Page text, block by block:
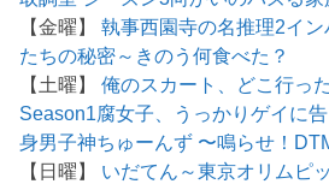
【金曜】執事西園寺の名推理2イン
たちの秘密～ きのう何食べた？
【土曜】俺のスカート、どこ行っ
Season1腐女子、うっかりゲイに
身男子神ちゅーんず 〜鳴らせ！
【日曜】 いだてん～東京オリムピ